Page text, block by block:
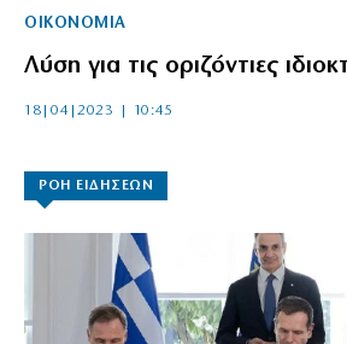
ΟΙΚΟΝΟΜΙΑ
Λύση για τις οριζόντιες
18|04|2023 | 10:45
ΡΟΗ ΕΙΔΗΣΕΩΝ